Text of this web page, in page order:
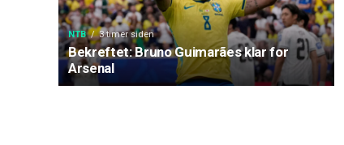
NTB 3 timer siden
Bekreftet: Bruno Guimarães klar for
Arsenal